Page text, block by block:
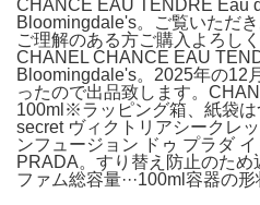
CHANCE EAU TENDRE Eau
Bloomingdale's。ご覧いただ
ご理解のある方ご購入よろし
CHANEL CHANCE EAU
Bloomingdale's。2025年の12
ったので出品致します。
100ml※ラッピング箱、紙袋は
secret ヴィクトリアシークレ
ンフュージョン ドゥ プラダ
PRADA。すり替え防止のため
ファム総容量···100ml容器の形